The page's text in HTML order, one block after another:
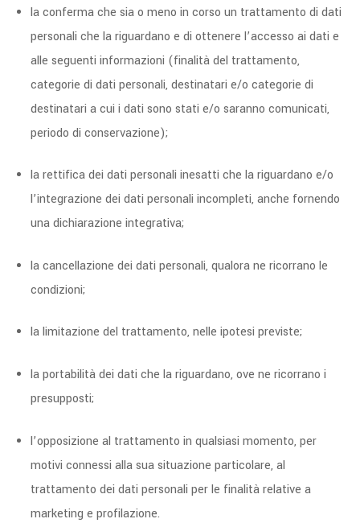
la conferma che sia o meno in corso un trattamento di dati
personali che la riguardano e di ottenere l’accesso ai dati e
alle seguenti informazioni (finalità del trattamento,
categorie di dati personali, destinatari e/o categorie di
destinatari a cui i dati sono stati e/o saranno comunicati,
periodo di conservazione);
la rettifica dei dati personali inesatti che la riguardano e/o
l’integrazione dei dati personali incompleti, anche fornendo
una dichiarazione integrativa;
la cancellazione dei dati personali, qualora ne ricorrano le
condizioni;
la limitazione del trattamento, nelle ipotesi previste;
la portabilità dei dati che la riguardano, ove ne ricorrano i
presupposti;
l’opposizione al trattamento in qualsiasi momento, per
motivi connessi alla sua situazione particolare, al
trattamento dei dati personali per le finalità relative a
marketing e profilazione.